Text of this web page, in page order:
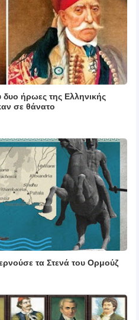
ήρωες της Ελληνικής
σε θάνατο
τα Στενά του Ορμούζ